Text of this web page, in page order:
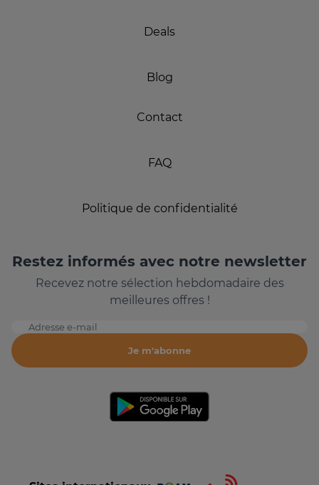
Deals
Blog
Contact
FAQ
Politique de confidentialité
Restez informés avec notre newsletter
Recevez notre sélection hebdomadaire des
meilleures offres !
Adresse e-mail
Je m'abonne